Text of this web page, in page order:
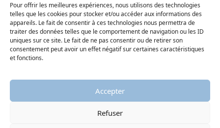
Pour offrir les meilleures expériences, nous utilisons des technologies
telles que les cookies pour stocker et/ou accéder aux informations des
appareils. Le fait de consentir à ces technologies nous permettra de
traiter des données telles que le comportement de navigation ou les ID
uniques sur ce site. Le fait de ne pas consentir ou de retirer son
consentement peut avoir un effet négatif sur certaines caractéristiques
et fonctions.
Accepter
Refuser
Datenschutz-Bestimmungen
ENTDECKEN SIE AUCH
© 2026 Protestantisches Museum